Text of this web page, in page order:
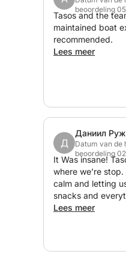
Voor gasten die
beoordeling
Tasos and the
maintained boat
recommended.
Lees meer
Д
Даниил
Datum van
beoordeling
It Was insane!
where we’re
calm and letting
snacks and
I would really
Lees meer